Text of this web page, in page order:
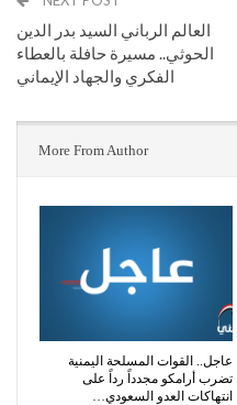
العالم الرباني السيد بدر الدين
الحوثي.. مسيرة حافلة بالعطاء
الفكري والجهاد الإيماني
More From Author
عاجل.. القوات المسلحة اليمنية
تضرب أرامكو مجدداً رداً على
انتهاكات العدو السعودي…